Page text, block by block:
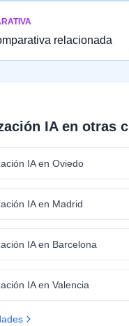
relacionada
IAen otras
IAen Oviedo
IAen Madrid
IAen Barcelona
IAen Valencia